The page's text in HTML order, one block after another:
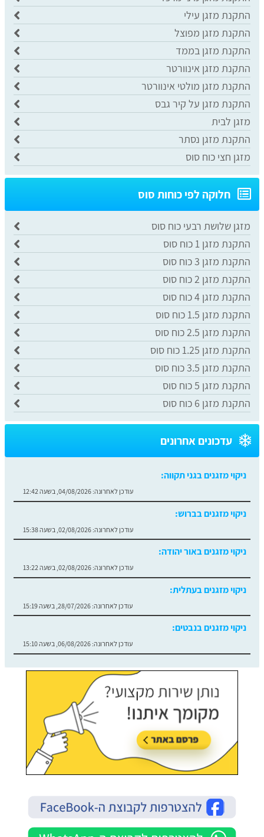
התקנת מזגן עילי
התקנת מזגן מפוצל
התקנת מזגן בממד
התקנת מזגן אינוורטר
התקנת מזגן מולטי אינוורטר
התקנת מזגן על קיר גבס
מזגן לבית
התקנת מזגן נסתר
מזגן חצי כוח סוס
חלוקה לפי כוחות סוס
מזגן שלושת רבעי כוח סוס
התקנת מזגן 1 כוח סוס
התקנת מזגן 3 כוח סוס
התקנת מזגן 2 כוח סוס
התקנת מזגן 4 כוח סוס
התקנת מזגן 1.5 כוח סוס
התקנת מזגן 2.5 כוח סוס
התקנת מזגן 1.25 כוח סוס
התקנת מזגן 3.5 כוח סוס
התקנת מזגן 5 כוח סוס
התקנת מזגן 6 כוח סוס
עדכונים אחרונים
ניקוי מזגנים בגני תקווה:
עודכן לאחרונה: 04/08/2026, בשעה 12:42
ניקוי מזגנים בברוש:
עודכן לאחרונה: 02/08/2026, בשעה 15:38
ניקוי מזגנים באור יהודה:
עודכן לאחרונה: 02/08/2026, בשעה 13:22
ניקוי מזגנים בעתלית:
עודכן לאחרונה: 28/07/2026, בשעה 15:19
ניקוי מזגנים בנבטים:
עודכן לאחרונה: 06/08/2026, בשעה 15:10